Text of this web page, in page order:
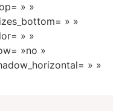
» »
» »
» »
»no »
» »